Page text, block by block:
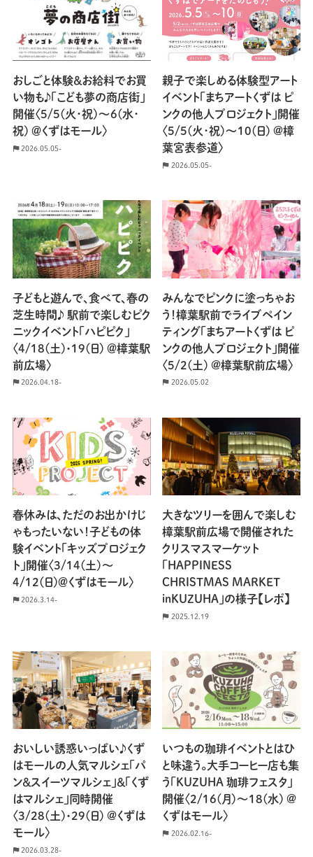
おしごと体験＆お給料でお買
い物も♪「こども夢の商店街」
開催〈5/5(火･祝)〜6(水･
祝) ＠くずはモール〉
2026.05.05-
親子で楽しめる体験型アート
イベント「まちアートくずは ピ
ンクの他人プロジェクト」開催
〈5/5(火･祝)〜10(日) @樟
葉宮表参道〉
2026.05.05-
子どもと遊んで、食べて、春の
芝生時間♪ 駅前で楽しむピク
ニックイベント「ハピピク」
〈4/18(土)・19(日) ＠樟葉駅
前広場〉
2026.04.18-
みんなでピンクに塗っちゃお
う！樟葉駅前でライブペイン
ティング「まちアートくずは ピ
ンクの他人プロジェクト」開催
〈5/2(土) @樟葉駅前広場〉
2026.05.02
春休みは、ただのお出かけじ
ゃもったいない！子どもの体
験イベント「キッズプロジェク
ト」開催〈3/14(土)～
4/12(日)＠くずはモール〉
2026.3.14-
大きなツリーを囲んで楽しむ
樟葉駅前広場で開催された
クリスマスマーケット
「HAPPINESS
CHRISTMAS MARKET
inKUZUHA」の様子【レポ】
2025.12.19
おいしい誘惑いっぱい♪くず
はモールの人気マルシェ「パ
ン＆スイーツマルシェ」＆「くず
はマルシェ」同時開催
〈3/28(土)・29(日) @くずは
モール〉
2026.03.28-
いつもの珈琲イベントとはひ
と味違う。大手コーヒー店も集
う「KUZUHA 珈琲フェスタ」
開催〈2/16(月)〜18(水) @
くずはモール〉
2026.02.16-